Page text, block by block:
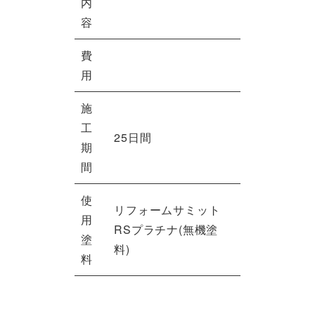
容
費
用
施
工
期
間
25日間
使
用
塗
料
リフォームサミット
RSプラチナ(無機塗
料)